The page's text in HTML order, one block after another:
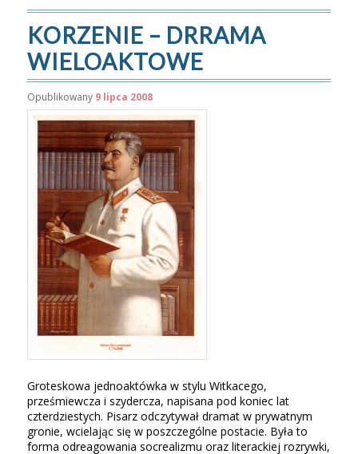
KORZENIE – DRRAMA
WIELOAKTOWE
Opublikowany 9 lipca 2008
Groteskowa jednoaktówka w stylu Witkacego,
prześmiewcza i szydercza, napisana pod koniec lat
czterdziestych. Pisarz odczytywał dramat w prywatnym
gronie, wcielając się w poszczególne postacie. Była to
forma odreagowania socrealizmu oraz literackiej rozrywki,